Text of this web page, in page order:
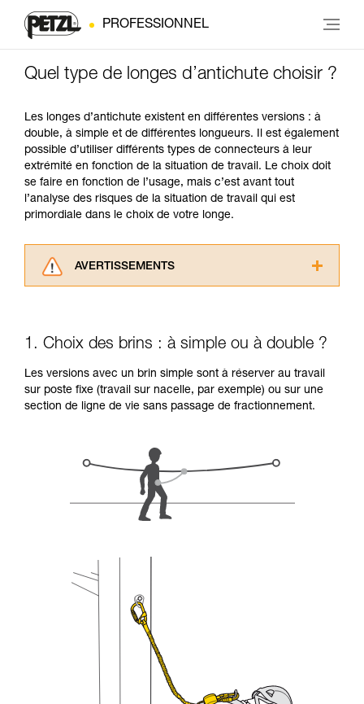
PROFESSIONNEL
Quel type de longes d’antichute choisir ?
Les longes d’antichute existent en différentes versions : à
double, à simple et de différentes longueurs. Il est également
possible d’utiliser différents types de connecteurs à leur
extrémité en fonction de la situation de travail. Le choix doit
se faire en fonction de l’usage, mais c’est avant tout
l’analyse des risques de la situation de travail qui est
primordiale dans le choix de votre longe.
AVERTISSEMENTS
informations de la notice technique pour
d’informations.
Maîtriser ces techniques nécessite une
formation et un entraînement spécifique. Validez
de la reproduire en autonomie.
Nous donnons des exemples de techniques
liées à votre activité. Il peut en exister d’autres
que nous ne décrivons pas ici.
1. Choix des brins : à simple ou à double ?
Les versions avec un brin simple sont à réserver au travail
sur poste fixe (travail sur nacelle, par exemple) ou sur une
section de ligne de vie sans passage de fractionnement.